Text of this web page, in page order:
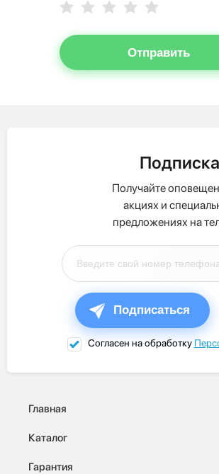
Отправить
Подписка
Получайте
акциях и
предложениях на
Подписаться
Согласен на обработку
Главная
Каталог
Гарантия